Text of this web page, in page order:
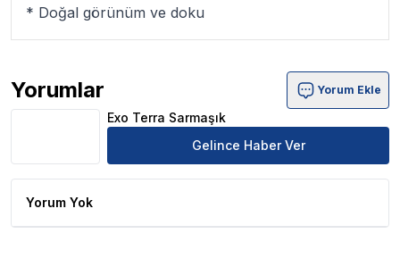
* Doğal görünüm ve doku
Yorumlar
Exo Terra Sarmaşık Ürün Yorumları
Yorum Ekle
Exo Terra Sarmaşık
Gelince Haber Ver
Yorum Yok